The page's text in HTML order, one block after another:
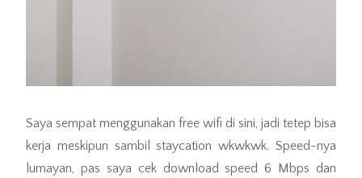
Saya sempat menggunakan free wifi di sini, jadi tetep bisa
kerja meskipun sambil staycation wkwkwk. Speed-nya
lumayan, pas saya cek download speed 6 Mbps dan